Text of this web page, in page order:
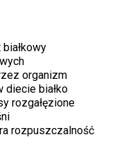
organizm
diecie białko
rozgałęzione
rozpuszczalność